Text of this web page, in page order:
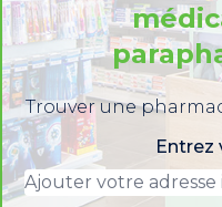
Trouver une
Entrez